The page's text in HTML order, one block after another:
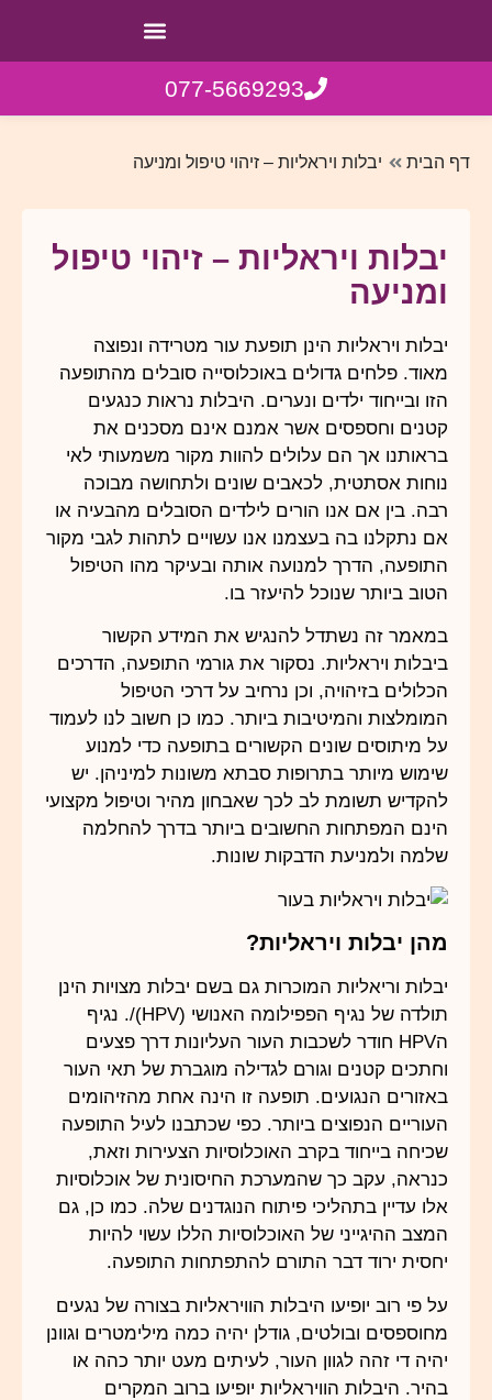
077-5669293
דף הבית יבלות ויראליות – זיהוי טיפול ומניעה
יבלות ויראליות – זיהוי טיפול
ומניעה
יבלות ויראליות הינן תופעת עור מטרידה ונפוצה
מאוד. פלחים גדולים באוכלוסייה סובלים מהתופעה
הזו ובייחוד ילדים ונערים. היבלות נראות כנגעים
קטנים וחספסים אשר אמנם אינם מסכנים את
בראותנו אך הם עלולים להוות מקור משמעותי לאי
נוחות אסתטית, לכאבים שונים ולתחושה מבוכה
רבה. בין אם אנו הורים לילדים הסובלים מהבעיה או
אם נתקלנו בה בעצמנו אנו עשויים לתהות לגבי מקור
התופעה, הדרך למנועה אותה ובעיקר מהו הטיפול
הטוב ביותר שנוכל להיעזר בו.
במאמר זה נשתדל להנגיש את המידע הקשור
ביבלות ויראליות. נסקור את גורמי התופעה, הדרכים
הכלולים בזיהויה, וכן נרחיב על דרכי הטיפול
המומלצות והמיטיבות ביותר. כמו כן חשוב לנו לעמוד
על מיתוסים שונים הקשורים בתופעה כדי למנוע
שימוש מיותר בתרופות סבתא משונות למיניהן. יש
להקדיש תשומת לב לכך שאבחון מהיר וטיפול מקצועי
הינם המפתחות החשובים ביותר בדרך להחלמה
שלמה ולמניעת הדבקות שונות.
מהן יבלות ויראליות?
יבלות וריאליות המוכרות גם בשם יבלות מצויות הינן
תולדה של נגיף הפפילומה האנושי (HPV)/. נגיף
הHPV חודר לשכבות העור העליונות דרך פצעים
וחתכים קטנים וגורם לגדילה מוגברת של תאי העור
באזורים הנגועים. תופעה זו הינה אחת מהזיהומים
העוריים הנפוצים ביותר. כפי שכתבנו לעיל התופעה
שכיחה בייחוד בקרב האוכלוסיות הצעירות וזאת,
כנראה, עקב כך שהמערכת החיסונית של אוכלוסיות
אלו עדיין בתהליכי פיתוח הנוגדנים שלה. כמו כן, גם
המצב ההיגייני של האוכלוסיות הללו עשוי להיות
יחסית ירוד דבר התורם להתפתחות התופעה.
על פי רוב יופיעו היבלות הוויראליות בצורה של נגעים
מחוספסים ובולטים, גודלן יהיה כמה מילימטרים וגוונן
יהיה די זהה לגוון העור, לעיתים מעט יותר כהה או
בהיר. היבלות הוויראליות יופיעו ברוב המקרים